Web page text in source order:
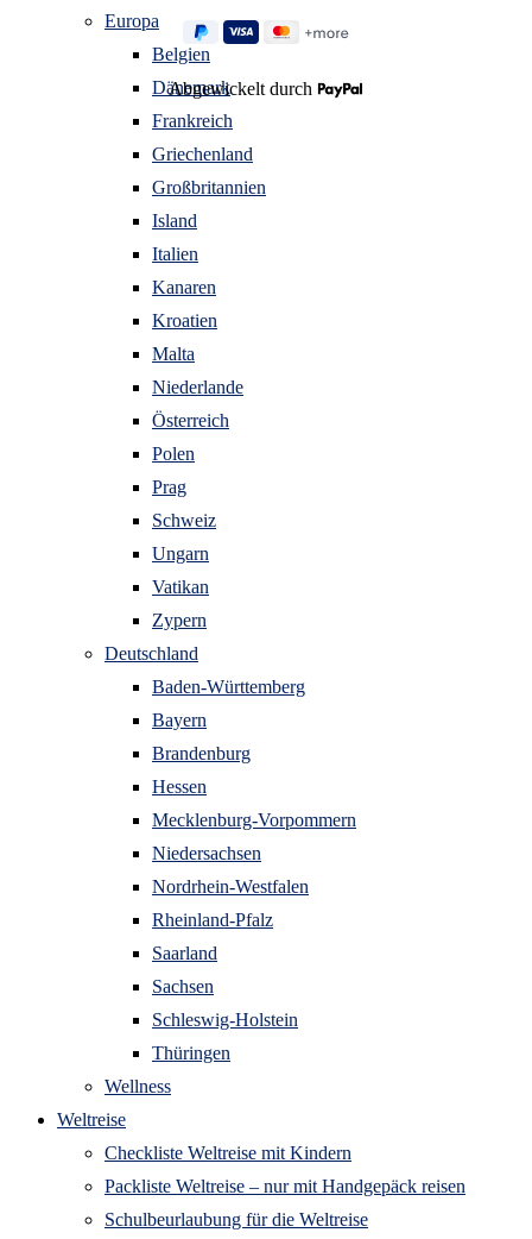
Europa
Belgien
Dänemark
Frankreich
Griechenland
Großbritannien
Island
Italien
Kanaren
Kroatien
Malta
Niederlande
Österreich
Polen
Prag
Schweiz
Ungarn
Vatikan
Zypern
Deutschland
Baden-Württemberg
Bayern
Brandenburg
Hessen
Mecklenburg-Vorpommern
Niedersachsen
Nordrhein-Westfalen
Rheinland-Pfalz
Saarland
Sachsen
Schleswig-Holstein
Thüringen
Wellness
Weltreise
Checkliste Weltreise mit Kindern
Packliste Weltreise – nur mit Handgepäck reisen
Schulbeurlaubung für die Weltreise
Abgewickelt durch